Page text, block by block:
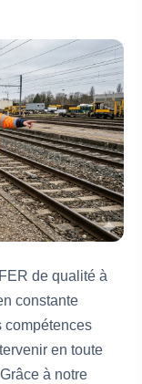
de qualité à
constante
compétences
en toute
à notre